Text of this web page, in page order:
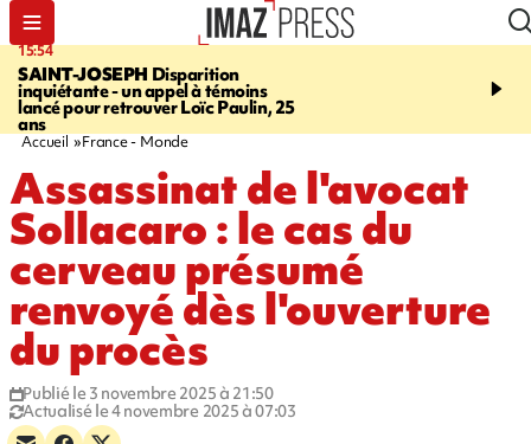
15:54
SAINT-JOSEPH Disparition
inquiétante - un appel à témoins
lancé pour retrouver Loïc Paulin, 25
ans
17:52
dimanche pour
Accueil France - Monde
Assassinat de l'avocat
Sollacaro : le cas du
cerveau présumé
renvoyé dès l'ouverture
du procès
Publié le 3 novembre 2025 à 21:50
Actualisé le 4 novembre 2025 à 07:03